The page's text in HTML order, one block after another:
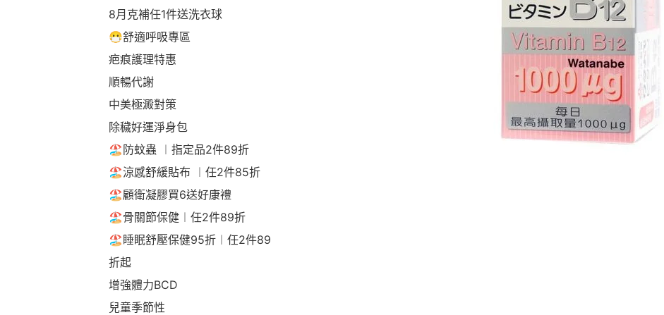
8月克補任1件送洗衣球
😷舒適呼吸專區
疤痕護理特惠
順暢代謝
中美極澱對策
除穢好運淨身包
🏖️防蚊蟲 ︱指定品2件89折
🏖️涼感舒緩貼布 ︱任2件85折
🏖️顧衛凝膠買6送好康禮
🏖️骨關節保健︱任2件89折
🏖️睡眠舒壓保健95折︱任2件89
折起
增強體力BCD
兒童季節性